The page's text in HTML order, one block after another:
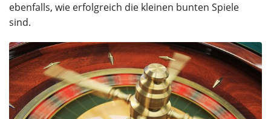
ebenfalls, wie erfolgreich die kleinen bunten Spiele
sind.